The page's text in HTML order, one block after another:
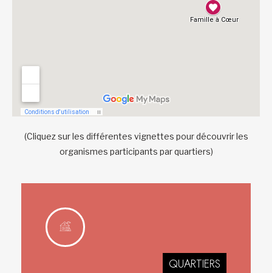
(Cliquez sur les différentes vignettes pour découvrir les
organismes participants par quartiers)
QUARTIERS